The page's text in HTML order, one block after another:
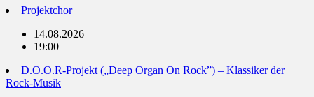
Projektchor
14.08.2026
19:00
D.O.O.R-Projekt („Deep Organ On Rock”) – Klassiker der
Rock-Musik